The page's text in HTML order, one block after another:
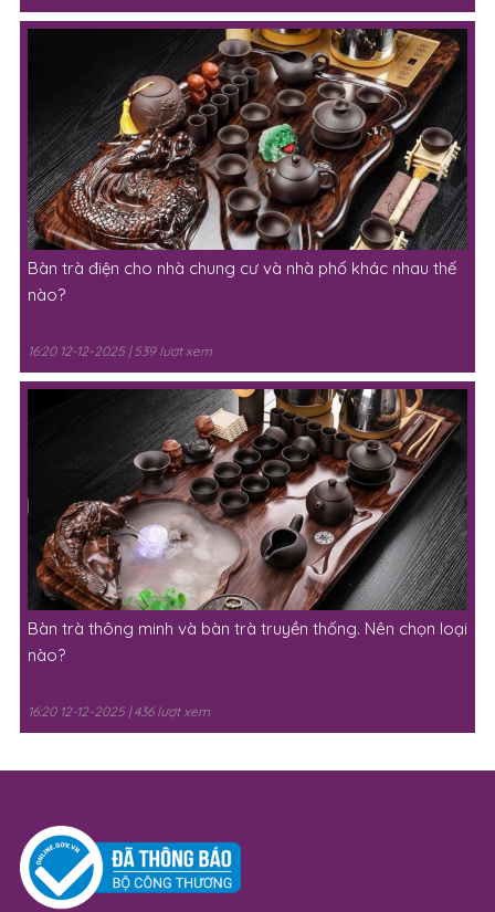
Bàn trà điện cho nhà chung cư và nhà phố khác nhau thế
nào?
16:20 12-12-2025 | 539 lượt xem
Bàn trà thông minh và bàn trà truyền thống. Nên chọn loại
nào?
16:20 12-12-2025 | 436 lượt xem